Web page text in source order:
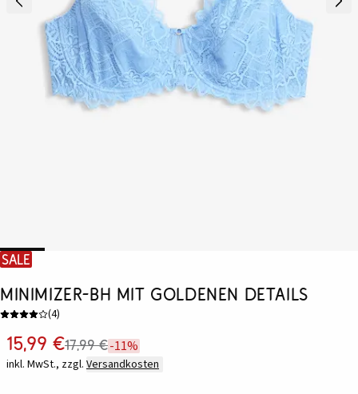
SALE
Minimizer-BH mit goldenen Details
(4)
15,99 €17,99 €-11%
inkl. MwSt., zzgl. Versandkosten